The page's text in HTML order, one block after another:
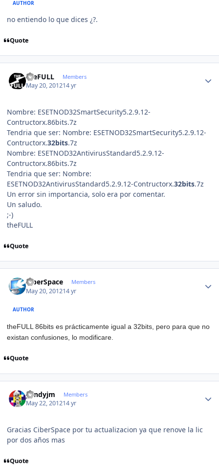
AUTHOR
no entiendo lo que dices ¿?.
Quote
theFULL Members
May 20, 201214 yr
Nombre: ESETNOD32SmartSecurity5.2.9.12-
Contructorx.86bits.7z
Tendria que ser: Nombre: ESETNOD32SmartSecurity5.2.9.12-
Contructorx.32bits.7z
Nombre: ESETNOD32AntivirusStandard5.2.9.12-
Contructorx.86bits.7z
Tendria que ser: Nombre:
ESETNOD32AntivirusStandard5.2.9.12-Contructorx.32bits.7z
Un error sin importancia, solo era por comentar.
Un saludo.
;-)
theFULL
Quote
CiberSpace Members
May 20, 201214 yr
AUTHOR
theFULL 86bits es prácticamente igual a 32bits, pero para que no
existan confusiones, lo modificare.
Quote
yendyjm Members
May 22, 201214 yr
Gracias CiberSpace por tu actualizacion ya que renove la lic
por dos años mas
Quote